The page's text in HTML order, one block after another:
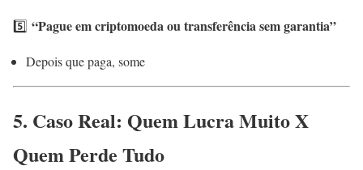
5️⃣ “Pague em criptomoeda ou transferência sem garantia”
Depois que paga, some
5. Caso Real: Quem Lucra Muito X
Quem Perde Tudo